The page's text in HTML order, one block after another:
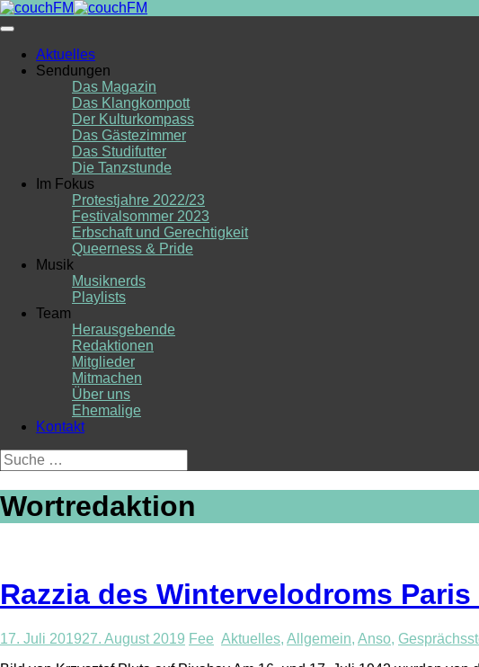
Skip
to
Aktuelles
Sendungen
Das Magazin
Das Klangkompott
Der Kulturkompass
Das Gästezimmer
Das Studifutter
Die Tanzstunde
Im Fokus
Protestjahre 2022/23
Festivalsommer 2023
Erbschaft und Gerechtigkeit
Queerness & Pride
Musik
Musiknerds
Playlists
Team
Herausgebende
Redaktionen
Mitglieder
Mitmachen
Über uns
Ehemalige
Kontakt
Suche
nach:
Wortredaktion
Razzia des Wintervelodroms Paris
17. Juli 201927. August 2019 Fee Aktuelles, Allgemein, Anso,